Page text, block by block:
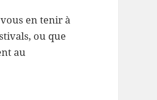
en tenir à
ou que
au